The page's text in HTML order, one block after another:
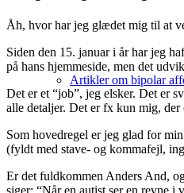
Artikler om bipolar
Åh, hvor har jeg glædet mig til at
Siden den 15. januar i år har jeg
på hans hjemmeside, men det
Det er et “job”, jeg elsker. Det er
alle detaljer. Det er fx kun mig, der
Som hovedregel er jeg glad for
(fyldt med stave- og kommafejl,
Er det fuldkommen Anders And,